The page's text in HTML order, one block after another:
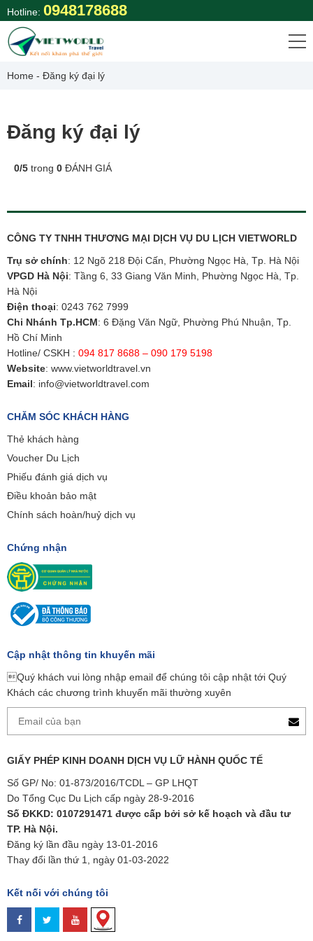
Skip
to
content
Hotline: 0948178688
Home - Đăng ký đại lý
Đăng ký đại lý
0/5 trong 0 ĐÁNH GIÁ
CÔNG TY TNHH THƯƠNG MẠI DỊCH VỤ DU LỊCH VIETWORLD
Trụ sở chính: 12 Ngõ 218 Đội Cấn, Phường Ngọc Hà, Tp. Hà Nội
VPGD Hà Nội: Tầng 6, 33 Giang Văn Minh, Phường Ngọc Hà, Tp.
Hà Nội
Điện thoại: 0243 762 7999
Chi Nhánh Tp.HCM: 6 Đặng Văn Ngữ, Phường Phú Nhuận, Tp.
Hồ Chí Minh
Hotline/ CSKH : 094 817 8688 – 090 179 5198
Website: www.vietworldtravel.vn
Email: info@vietworldtravel.com
CHĂM SÓC KHÁCH HÀNG
Thẻ khách hàng
Voucher Du Lịch
Phiếu đánh giá dịch vụ
Điều khoản bảo mật
Chính sách hoàn/huỷ dịch vụ
Chứng nhận
Cập nhật thông tin khuyến mãi
Quý khách vui lòng nhập email để chúng tôi cập nhật tới Quý
Khách các chương trình khuyến mãi thường xuyên
GIẤY PHÉP KINH DOANH DỊCH VỤ LỮ HÀNH QUỐC TẾ
Số GP/ No: 01-873/2016/TCDL – GP LHQT
Do Tổng Cục Du Lịch cấp ngày 28-9-2016
Số ĐKKD: 0107291471 được cấp bởi sở kế hoạch và đầu tư
TP. Hà Nội.
Đăng ký lần đầu ngày 13-01-2016
Thay đổi lần thứ 1, ngày 01-03-2022
Kết nối với chúng tôi